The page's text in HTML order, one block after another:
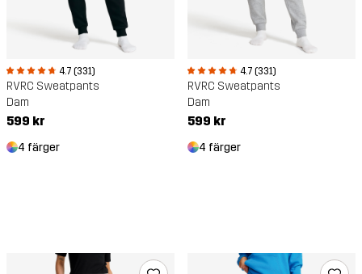
4.7 (331)
RVRC Sweatpants
Dam
599 kr
4 färger
4.7 (331)
RVRC Sweatpants
Dam
599 kr
4 färger